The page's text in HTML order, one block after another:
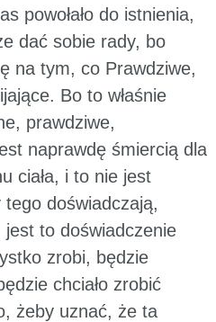
powołało do istnienia,
dać sobie rady, bo
na tym, co Prawdziwe,
Bo to właśnie
prawdziwe,
naprawdę śmiercią dla
ciała, i to nie jest
doświadczają,
to doświadczenie
zrobi, będzie
chciało zrobić
żeby uznać, że ta